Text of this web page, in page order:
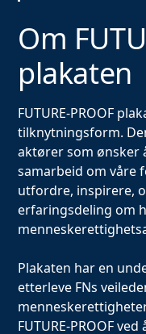
Om
plakaten
FUTURE-PROOF
tilknytningsform.
aktører som ønsker
samarbeid om våre
utfordre, inspirere,
erfaringsdeling om
Plakaten har en
etterleve FNs
FUTURE-PROOF